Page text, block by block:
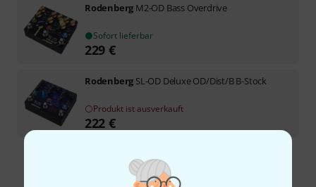
Rodenberg M2-OD Bass Overdrive
Sofort lieferbar
229 €
Rodenberg SL-OD Deluxe OD/Dist/B B-Stock
Produkt ist ausverkauft
222 €
Kostenloser Versand ab 29 €
Alle Preise inkl. MwSt.